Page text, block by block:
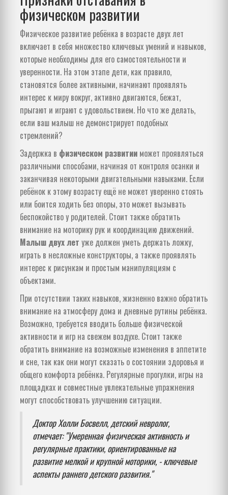
физическом развитии
Физическое развитие ребёнка в возрасте двух лет
включает в себя множество ключевых умений и навыков,
которые необходимы для его самостоятельности и
уверенности. На этом этапе дети, как правило,
становятся более активными, начинают проявлять
интерес к миру вокруг, активно двигаются, бежат,
прыгают и играют с удовольствием. Но что же делать,
если ваш малыш не демонстрирует подобных
стремлений?
Задержка в физическом развитии может проявляться
различными способами, начиная от контроля осанки и
заканчивая некоторыми двигательными навыками. Если
ребёнок к этому возрасту ещё не может уверенно стоять
или боится ходить без опоры, это может вызывать
беспокойство у родителей. Стоит также обратить
внимание на моторику рук и координацию движений.
Малыш двух лет уже должен уметь держать ложку,
играть в несложные конструкторы, а также проявлять
интерес к рисункам и простым манипуляциям с
объектами.
При отсутствии таких навыков, жизненно важно обратить
внимание на атмосферу дома и дневные рутины ребёнка.
Возможно, требуется вводить больше физической
активности и игр на свежем воздухе. Стоит также
обратить внимание на возможные изменения в аппетите
и сне, так как они могут сказать о состоянии здоровья и
общего комфорта ребёнка. Регулярные прогулки, игры на
площадках и совместные увлекательные упражнения
могут способствовать улучшению ситуации.
Доктор Холли Босвелл, детский невролог,
отмечает: "Умеренная физическая активность и
регулярные практики, ориентированные на
развитие мелкой и крупной моторики, - ключевые
аспекты раннего детского развития."